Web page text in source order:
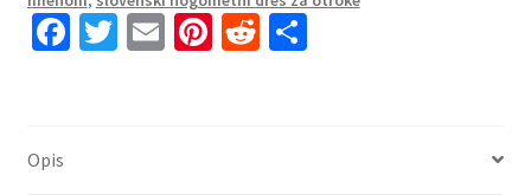
Emile
SmithFa T E Pi R S
Opis